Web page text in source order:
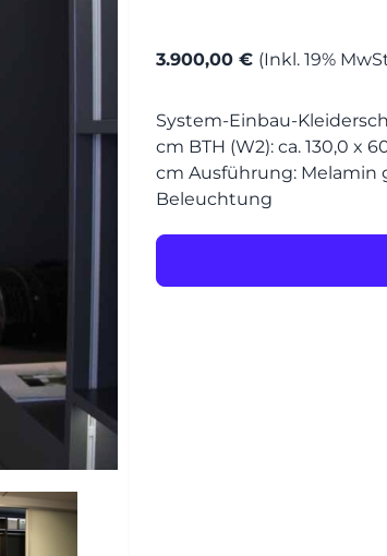
EVENTS
STYLES
RHEINWERK
3.900,00 € (Inkl. 19%
System-Einbau-
cm BTH (W2): ca. 130,0 x
cm Ausführung: Melamin
Beleuchtung